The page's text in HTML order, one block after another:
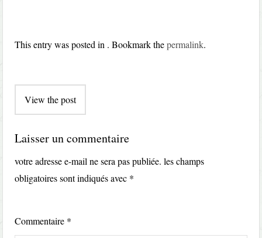
This entry was posted in . Bookmark thepermalink.
navigation
View the post
Laisser un commentaire
votre adresse e-mail ne sera pas publiée. les champs
obligatoires sont indiqués avec *
Commentaire *